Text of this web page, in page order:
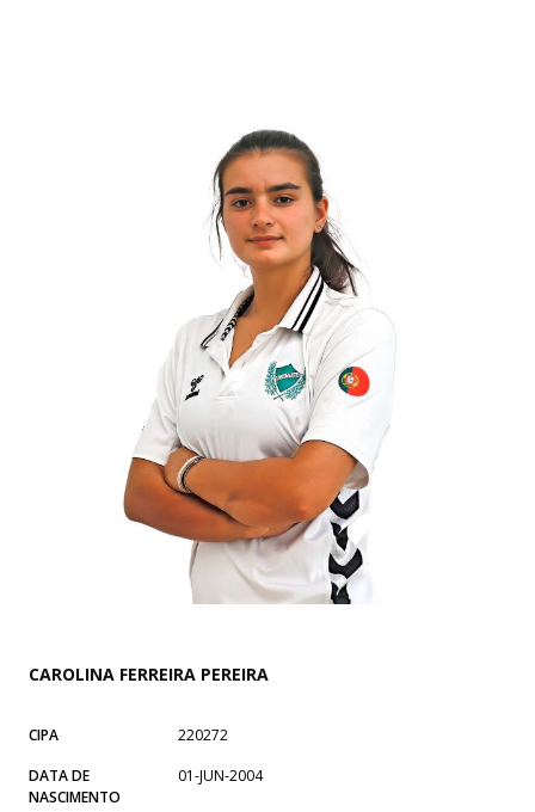
CAROLINA FERREIRA PEREIRA
CIPA
220272
DATA DE
NASCIMENTO
01-JUN-2004